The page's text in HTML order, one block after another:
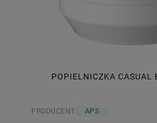
POPIELNICZKA CASUAL
PRODUCENT: APS